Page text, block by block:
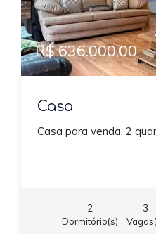
R$ 636.000,00
Casa
Casa para venda, 2
2
Dormitório(s)
3